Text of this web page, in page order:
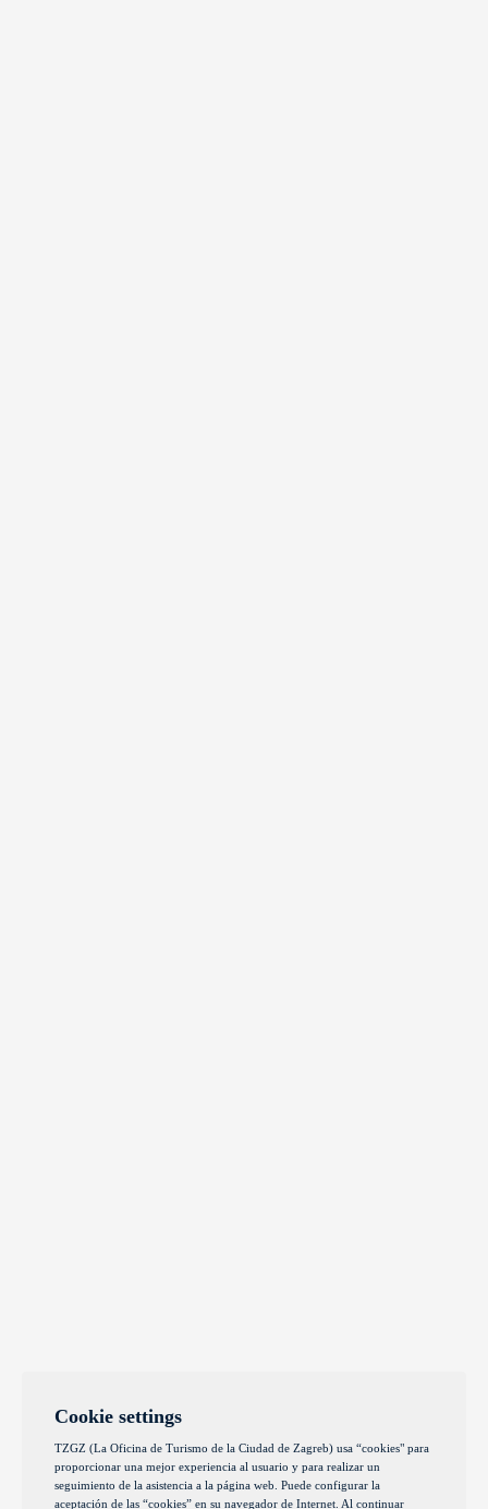
Cookie settings
TZGZ (La Oficina de Turismo de la Ciudad de Zagreb) usa “cookies" para
proporcionar una mejor experiencia al usuario y para realizar un
seguimiento de la asistencia a la página web. Puede configurar la
aceptación de las “cookies” en su navegador de Internet. Al continuar